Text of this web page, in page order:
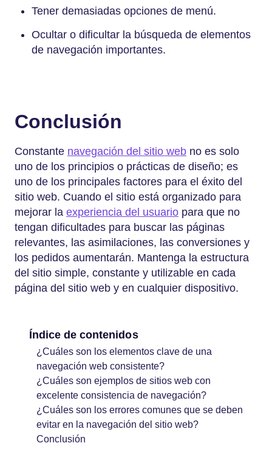
Tener demasiadas opciones de menú.
Ocultar o dificultar la búsqueda de elementos
de navegación importantes.
Conclusión
Constante navegación del sitio web no es solo
uno de los principios o prácticas de diseño; es
uno de los principales factores para el éxito del
sitio web. Cuando el sitio está organizado para
mejorar la experiencia del usuario para que no
tengan dificultades para buscar las páginas
relevantes, las asimilaciones, las conversiones y
los pedidos aumentarán. Mantenga la estructura
del sitio simple, constante y utilizable en cada
página del sitio web y en cualquier dispositivo.
Índice de contenidos
¿Cuáles son los elementos clave de una
navegación web consistente?
¿Cuáles son ejemplos de sitios web con
excelente consistencia de navegación?
¿Cuáles son los errores comunes que se deben
evitar en la navegación del sitio web?
Conclusión